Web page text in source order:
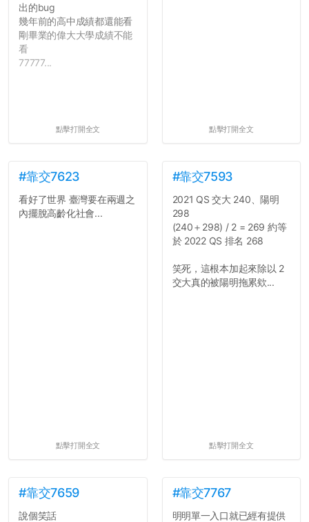
出的bug
幾年前的高中成績都還能看
剛畢業的偉大大學成績不能
看
77777...
點擊打開全文 點擊打開全文
#靠交7623
看好了世界 臺灣要在兩週之
內擺脫高齡化社會...
點擊打開全文
#靠交7593
2021 QS 交大 240、陽明
298
(240＋298) / 2 = 269 約等
於 2022 QS 排名 268
笑死，這根本加起來除以 2
交大真的被陽明拖累欸...
點擊打開全文
#靠交7659
說個笑話
#靠交7767
明明單一入口就已經有提供